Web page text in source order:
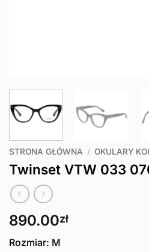
STRONA GŁÓWNA / OKULARY
Twinset VTW 033
890.00zł
Rozmiar: M